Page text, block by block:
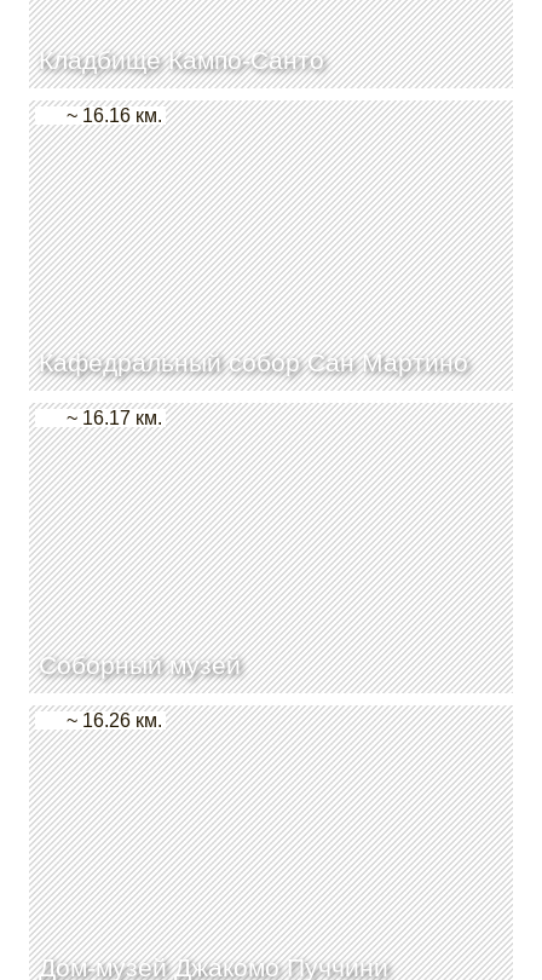
Кладбище Кампо-Санто
Кафедральный собор Сан Мартино
~ 16.16 км.
Соборный музей
~ 16.17 км.
Дом-музей Джакомо Пуччини
~ 16.26 км.